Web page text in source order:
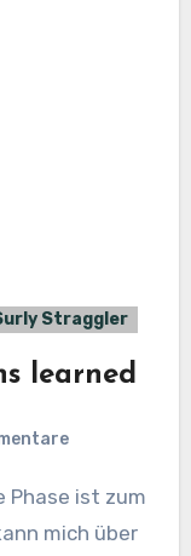
Straggler
learned
mich über